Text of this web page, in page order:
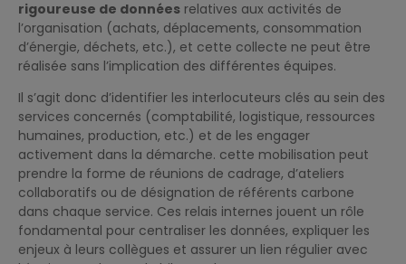
rigoureuse de données relatives aux activités de
l’organisation (achats, déplacements, consommation
d’énergie, déchets, etc.), et cette collecte ne peut être
réalisée sans l’implication des différentes équipes.
Il s’agit donc d’identifier les interlocuteurs clés au sein des
services concernés (comptabilité, logistique, ressources
humaines, production, etc.) et de les engager
activement dans la démarche. cette mobilisation peut
prendre la forme de réunions de cadrage, d’ateliers
collaboratifs ou de désignation de référents carbone
dans chaque service. Ces relais internes jouent un rôle
fondamental pour centraliser les données, expliquer les
enjeux à leurs collègues et assurer un lien régulier avec